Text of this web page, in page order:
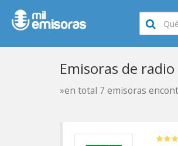
Emisoras de radio
»en total 7 emisoras